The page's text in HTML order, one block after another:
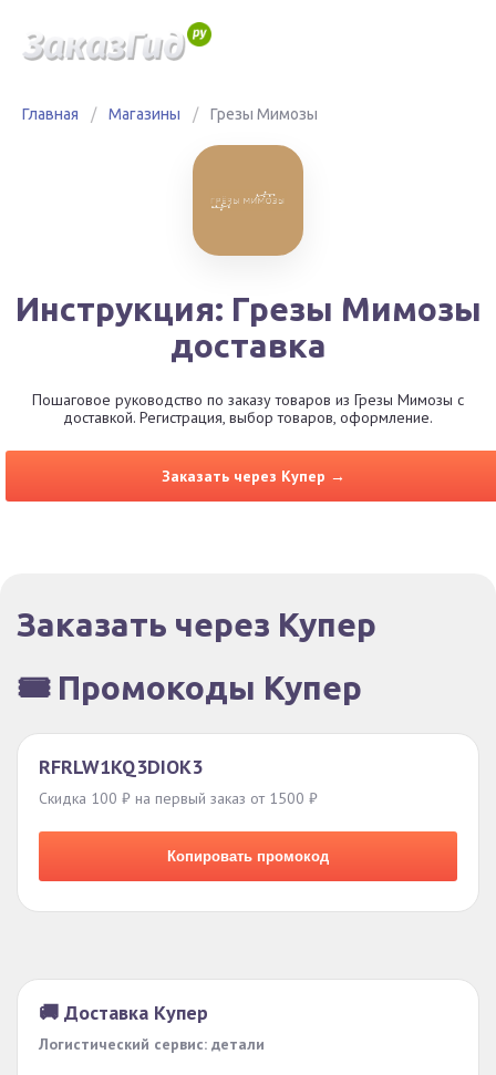
Главная / Магазины / Грезы Мимозы
Инструкция: Грезы Мимозы
доставка
Пошаговое руководство по заказу товаров из Грезы Мимозы с
доставкой. Регистрация, выбор товаров, оформление.
Заказать через Купер →
Заказать через Купер
🎟️ Промокоды Купер
RFRLW1KQ3DIOK3
Скидка 100 ₽ на первый заказ от 1500 ₽
Копировать промокод
🚚 Доставка Купер
Логистический сервис: детали